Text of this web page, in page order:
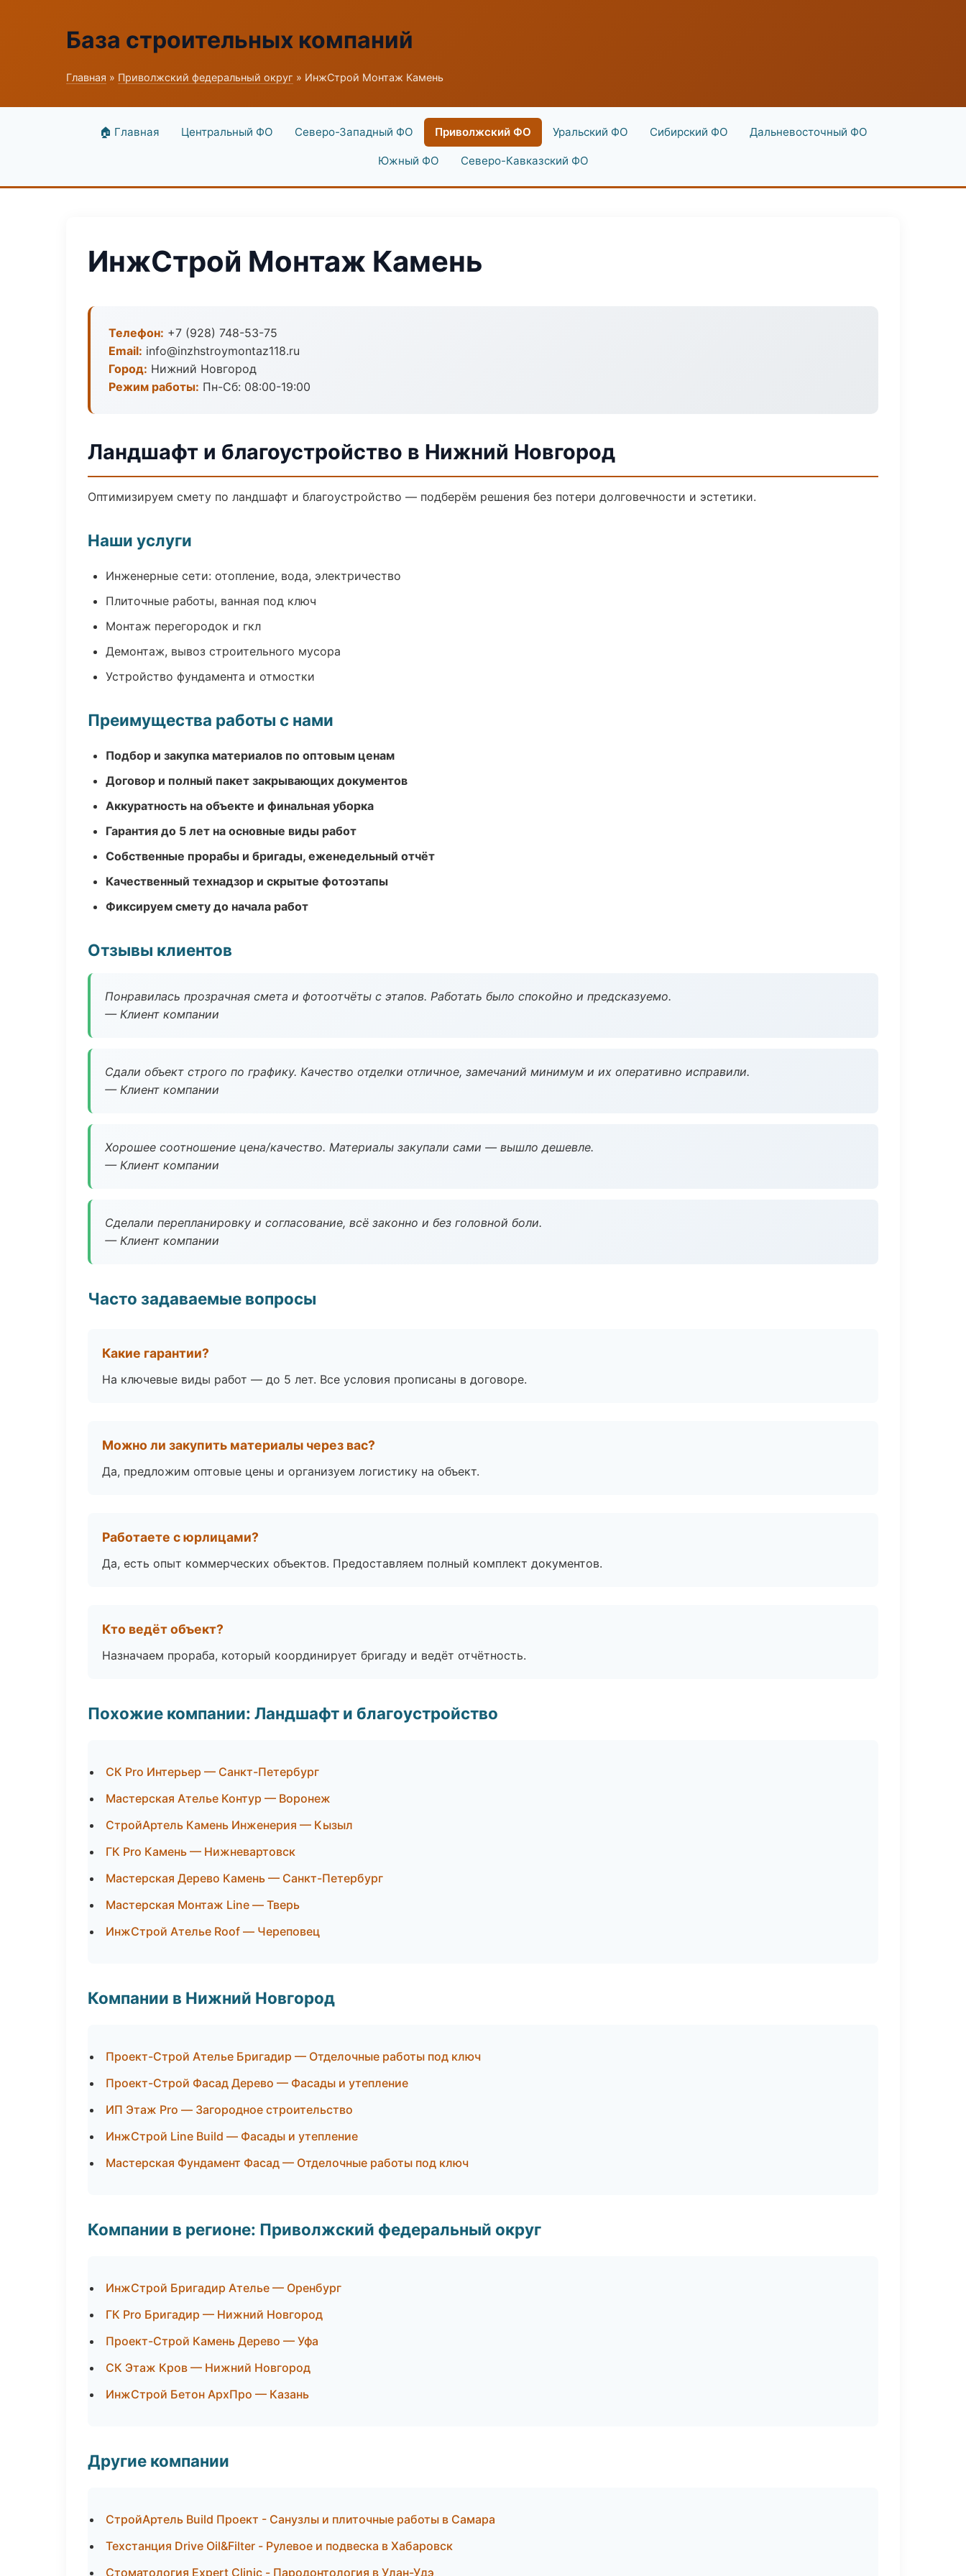
База строительных компаний
Главная » Приволжский федеральный округ » ИнжСтрой Монтаж Камень
🏠 Главная Центральный ФО Северо-Западный ФО Приволжский ФО Уральский ФО Сибирский ФО Дальневосточный ФО
Южный ФО Северо-Кавказский ФО
ИнжСтрой Монтаж Камень
Телефон: +7 (928) 748-53-75
Email: info@inzhstroymontaz118.ru
Город: Нижний Новгород
Режим работы: Пн-Сб: 08:00-19:00
Ландшафт и благоустройство в Нижний Новгород
Оптимизируем смету по ландшафт и благоустройство — подберём решения без потери долговечности и эстетики.
Наши услуги
Инженерные сети: отопление, вода, электричество
Плиточные работы, ванная под ключ
Монтаж перегородок и гкл
Демонтаж, вывоз строительного мусора
Устройство фундамента и отмостки
Преимущества работы с нами
Подбор и закупка материалов по оптовым ценам
Договор и полный пакет закрывающих документов
Аккуратность на объекте и финальная уборка
Гарантия до 5 лет на основные виды работ
Собственные прорабы и бригады, еженедельный отчёт
Качественный технадзор и скрытые фотоэтапы
Фиксируем смету до начала работ
Отзывы клиентов
Понравилась прозрачная смета и фотоотчёты с этапов. Работать было спокойно и предсказуемо.
— Клиент компании
Сдали объект строго по графику. Качество отделки отличное, замечаний минимум и их оперативно исправили.
— Клиент компании
Хорошее соотношение цена/качество. Материалы закупали сами — вышло дешевле.
— Клиент компании
Сделали перепланировку и согласование, всё законно и без головной боли.
— Клиент компании
Часто задаваемые вопросы
Какие гарантии?
На ключевые виды работ — до 5 лет. Все условия прописаны в договоре.
Можно ли закупить материалы через вас?
Да, предложим оптовые цены и организуем логистику на объект.
Работаете с юрлицами?
Да, есть опыт коммерческих объектов. Предоставляем полный комплект документов.
Кто ведёт объект?
Назначаем прораба, который координирует бригаду и ведёт отчётность.
Похожие компании: Ландшафт и благоустройство
СК Pro Интерьер — Санкт-Петербург
Мастерская Ателье Контур — Воронеж
СтройАртель Камень Инженерия — Кызыл
ГК Pro Камень — Нижневартовск
Мастерская Дерево Камень — Санкт-Петербург
Мастерская Монтаж Line — Тверь
ИнжСтрой Ателье Roof — Череповец
Компании в Нижний Новгород
Проект-Строй Ателье Бригадир — Отделочные работы под ключ
Проект-Строй Фасад Дерево — Фасады и утепление
ИП Этаж Pro — Загородное строительство
ИнжСтрой Line Build — Фасады и утепление
Мастерская Фундамент Фасад — Отделочные работы под ключ
Компании в регионе: Приволжский федеральный округ
ИнжСтрой Бригадир Ателье — Оренбург
ГК Pro Бригадир — Нижний Новгород
Проект-Строй Камень Дерево — Уфа
СК Этаж Кров — Нижний Новгород
ИнжСтрой Бетон АрхПро — Казань
Другие компании
СтройАртель Build Проект - Санузлы и плиточные работы в Самара
Техстанция Drive Oil&Filter - Рулевое и подвеска в Хабаровск
Стоматология Expert Clinic - Пародонтология в Улан-Удэ